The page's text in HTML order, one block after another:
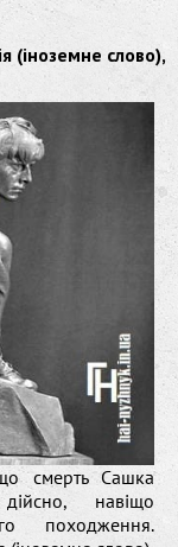
(іноземне слово),
смерть Сашка
навіщо
походження.